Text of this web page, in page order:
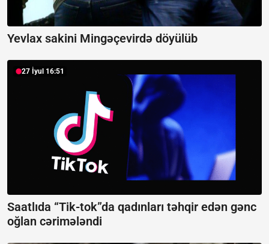
Yevlax sakini Mingəçevirdə döyülüb
27 İyul 16:51
Saatlıda “Tik-tok”da qadınları təhqir edən gənc
oğlan cərimələndi